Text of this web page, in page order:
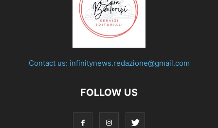
Contact us: infinitynews.redazione@gmail.com
FOLLOW US